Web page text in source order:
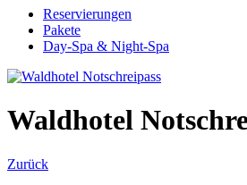
Reservierungen
Pakete
Day-Spa & Night-Spa
Waldhotel
Zurück